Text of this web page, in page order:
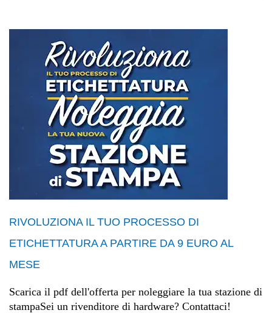
RIVOLUZIONA IL TUO PROCESSO DI
ETICHETTATURA A PARTIRE DA 9 EURO AL
MESE
Scarica il pdf dell'offerta per noleggiare la tua stazione di
stampaSei un rivenditore di hardware? Contattaci!